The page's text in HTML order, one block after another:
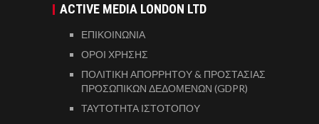
ACTIVE MEDIA LONDON LTD
ΕΠΙΚΟΙΝΩΝΙΑ
ΟΡΟΙ ΧΡΗΣΗΣ
ΠΟΛΙΤΙΚΗ ΑΠΟΡΡΗΤΟΥ & ΠΡΟΣΤΑΣΙΑΣ
ΠΡΟΣΩΠΙΚΩΝ ΔΕΔΟΜΕΝΩΝ (GDPR)
ΤΑΥΤΟΤΗΤΑ ΙΣΤΟΤΟΠΟΥ